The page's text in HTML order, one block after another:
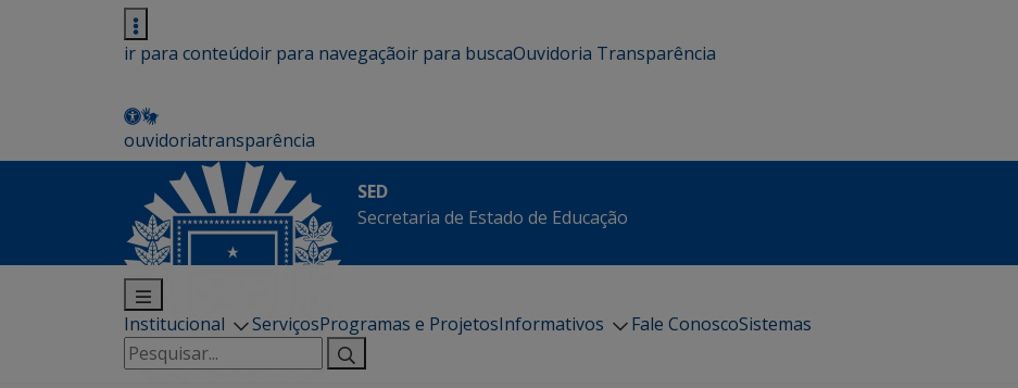
ir para conteúdoir para navegaçãoir para buscaOuvidoria Transparência
ouvidoriatransparência
SED
Secretaria de Estado de Educação
Institucional ServiçosProgramas e ProjetosInformativos Fale ConoscoSistemas
Pesquisar
por: